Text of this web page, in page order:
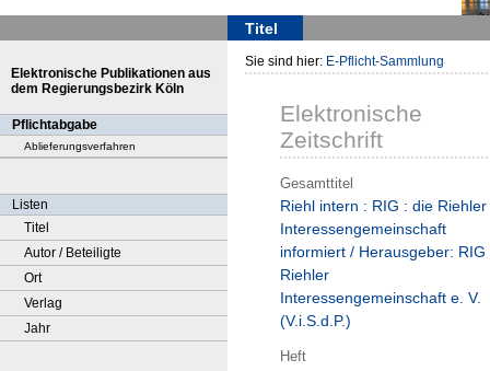
Titel
Elektronische Publikationen aus
dem Regierungsbezirk Köln
Pflichtabgabe
Ablieferungsverfahren
Listen
Titel
Autor / Beteiligte
Ort
Verlag
Jahr
Sie sind hier: E-Pflicht-Sammlung
Elektronische
Zeitschrift
Gesamttitel
Riehl intern : RIG : die Riehler
Interessengemeinschaft
informiert / Herausgeber: RIG
Riehler
Interessengemeinschaft e. V.
(V.i.S.d.P.)
Heft